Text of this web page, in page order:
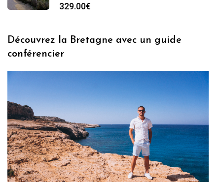
329.00€
Découvrez la Bretagne avec un guide
conférencier